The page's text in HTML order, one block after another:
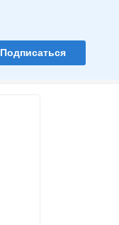
Подписаться